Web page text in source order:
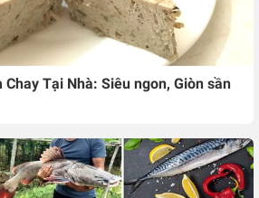
Chay Tại Nhà: Siêu ngon, Giòn sần